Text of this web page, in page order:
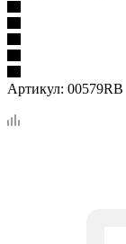
Артикул: 00579RB